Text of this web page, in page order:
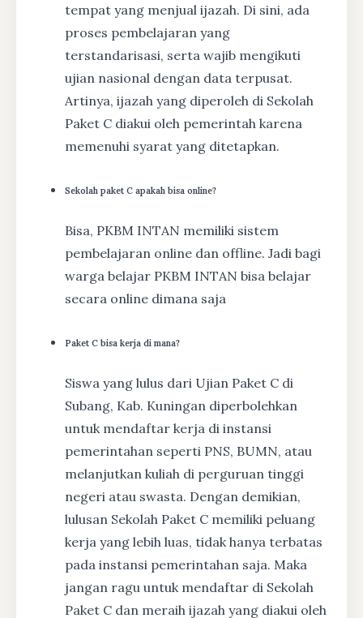
tempat yang menjual ijazah. Di sini, ada
proses pembelajaran yang
terstandarisasi, serta wajib mengikuti
ujian nasional dengan data terpusat.
Artinya, ijazah yang diperoleh di Sekolah
Paket C diakui oleh pemerintah karena
memenuhi syarat yang ditetapkan.
Sekolah paket C apakah bisa online?
Bisa, PKBM INTAN memiliki sistem
pembelajaran online dan offline. Jadi bagi
warga belajar PKBM INTAN bisa belajar
secara online dimana saja
Paket C bisa kerja di mana?
Siswa yang lulus dari Ujian Paket C di
Subang, Kab. Kuningan diperbolehkan
untuk mendaftar kerja di instansi
pemerintahan seperti PNS, BUMN, atau
melanjutkan kuliah di perguruan tinggi
negeri atau swasta. Dengan demikian,
lulusan Sekolah Paket C memiliki peluang
kerja yang lebih luas, tidak hanya terbatas
pada instansi pemerintahan saja. Maka
jangan ragu untuk mendaftar di Sekolah
Paket C dan meraih ijazah yang diakui oleh